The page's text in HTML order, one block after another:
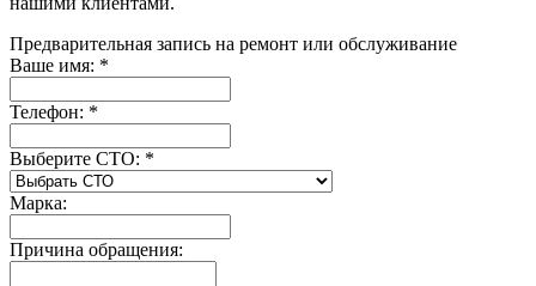
Предварительная запись на ремонт или обслуживание
Ваше имя: *
Телефон: *
Выберите СТО: *
Марка:
Причина обращения: